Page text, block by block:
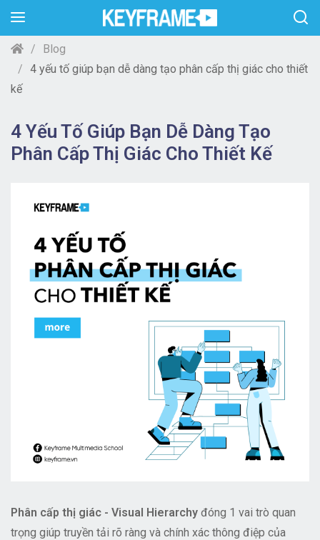
Blog
4 yếu tố giúp bạn dễ dàng tạo phân cấp thị giác cho thiết
kế
4 Yếu Tố Giúp Bạn Dễ Dàng Tạo
Phân Cấp Thị Giác Cho Thiết Kế
Phân cấp thị giác - Visual Hierarchy đóng 1 vai trò quan
trọng giúp truyền tải rõ ràng và chính xác thông điệp của